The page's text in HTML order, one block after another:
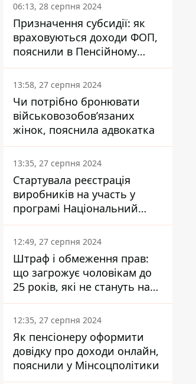
06:13, 28 серпня 2024
Призначення субсидії: як
враховуються доходи ФОП,
пояснили в Пенсійному
фонді
13:58, 27 серпня 2024
Чи потрібно бронювати
військовозобов’язаних
жінок, пояснила адвокатка
13:35, 27 серпня 2024
Стартувала реєстрація
виробників на участь у
програмі Національний
кешбек: як це зробити
через портал Дія
12:49, 27 серпня 2024
Штраф і обмеження прав:
що загрожує чоловікам до
25 років, які не стануть на
військовий облік
12:35, 27 серпня 2024
Як пенсіонеру оформити
довідку про доходи онлайн,
пояснили у Мінсоцполітики